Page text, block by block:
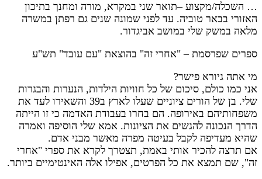
… השכלה/מקצוע –תואר שני במקרא, מורה ומחנך בתיכון
האזורי בבאר טוביה. עד לפני שמונה שנים גם רפתן במשרה
מלאה במשק שלי במושב אביגדור.
ספרים שפרסמת – "אחרי זה" בהוצאת "עם עובד" תש"ע
מי אתה גיורא פישר?
אני כמו כולם, סיכום של כל חוויות הילדות, הנערות והבגרות
שלי. בן של הורים ציוניים שעלו לארץ ב39 והשאירו לעד את
משפחותיהם באירופה. הם בחרו בעבודת האדמה כי זו הייתה
הדרך הנכונה להגשים את הציונות. אמא שלי הוסיפה ואמרה
שהיא מעדיפה לקבל בעיטה מפרה מאשר מבני אדם.
אם תרצה להכיר אותי באמת, תצטרך לקרא את ספרי "אחרי
זה", שם תמצא את כל הפרטים, אפילו אלה האינטימיים ביותר.